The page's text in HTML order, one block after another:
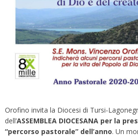
Orofino invita la Diocesi di Tursi-
dell’ASSEMBLEA DIOCESANA per la
“percorso pastorale” dell’anno. Un